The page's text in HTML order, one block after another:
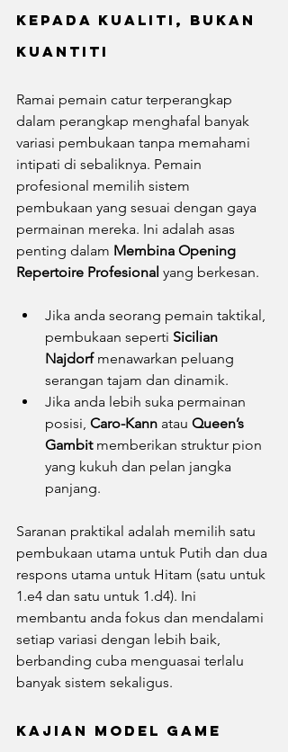
kepada Kualiti, Bukan
Kuantiti
Ramai pemain catur terperangkap
dalam perangkap menghafal banyak
variasi pembukaan tanpa memahami
intipati di sebaliknya. Pemain
profesional memilih sistem
pembukaan yang sesuai dengan gaya
permainan mereka. Ini adalah asas
penting dalam Membina Opening
Repertoire Profesional yang berkesan.
Jika anda seorang pemain taktikal,
pembukaan seperti Sicilian
Najdorf menawarkan peluang
serangan tajam dan dinamik.
Jika anda lebih suka permainan
posisi, Caro-Kann atau Queen’s
Gambit memberikan struktur pion
yang kukuh dan pelan jangka
panjang.
Saranan praktikal adalah memilih satu
pembukaan utama untuk Putih dan dua
respons utama untuk Hitam (satu untuk
1.e4 dan satu untuk 1.d4). Ini
membantu anda fokus dan mendalami
setiap variasi dengan lebih baik,
berbanding cuba menguasai terlalu
banyak sistem sekaligus.
Kajian Model Game